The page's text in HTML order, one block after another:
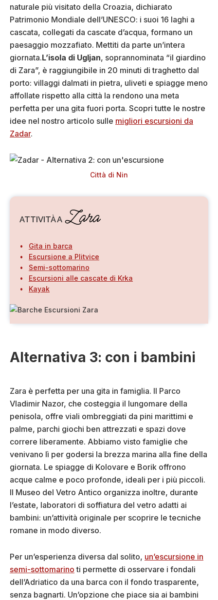
naturale più visitato della Croazia, dichiarato
Patrimonio Mondiale dell’UNESCO: i suoi 16 laghi a
cascata, collegati da cascate d’acqua, formano un
paesaggio mozzafiato. Mettiti da parte un’intera
giornata.L’isola di Ugljan, soprannominata “il giardino
di Zara”, è raggiungibile in 20 minuti di traghetto dal
porto: villaggi dalmati in pietra, uliveti e spiagge meno
affollate rispetto alla città la rendono una meta
perfetta per una gita fuori porta. Scopri tutte le nostre
idee nel nostro articolo sulle migliori escursioni da
Zadar.
Città di Nin
ATTIVITÀ A Zara
Gita in barca
Escursione a Plitvice
Semi-sottomarino
Escursioni alle cascate di Krka
Kayak
Alternativa 3: con i bambini
Zara è perfetta per una gita in famiglia. Il Parco
Vladimir Nazor, che costeggia il lungomare della
penisola, offre viali ombreggiati da pini marittimi e
palme, parchi giochi ben attrezzati e spazi dove
correre liberamente. Abbiamo visto famiglie che
venivano lì per godersi la brezza marina alla fine della
giornata. Le spiagge di Kolovare e Borik offrono
acque calme e poco profonde, ideali per i più piccoli.
Il Museo del Vetro Antico organizza inoltre, durante
l’estate, laboratori di soffiatura del vetro adatti ai
bambini: un’attività originale per scoprire le tecniche
romane in modo diverso.
Per un’esperienza diversa dal solito, un’escursione in
semi-sottomarino ti permette di osservare i fondali
dell’Adriatico da una barca con il fondo trasparente,
senza bagnarti. Un’opzione che piace sia ai bambini